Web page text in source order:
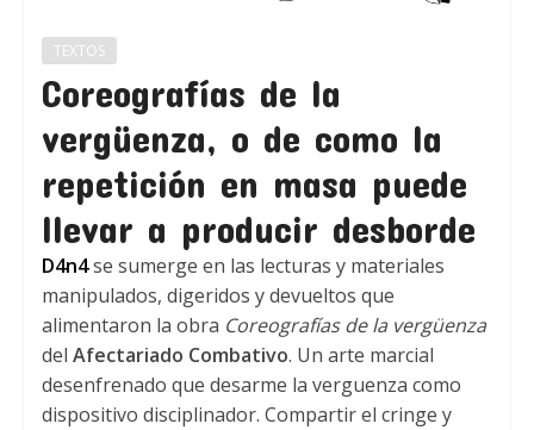
TEXTOS
Coreografías de la
vergüenza, o de como la
repetición en masa puede
llevar a producir desborde
D4n4se sumerge en las lecturas y materiales
manipulados, digeridos y devueltos que
alimentaron la obra Coreografías de la vergüenza
del Afectariado Combativo. Un arte marcial
desenfrenado que desarme la verguenza como
dispositivo disciplinador. Compartir el cringe y